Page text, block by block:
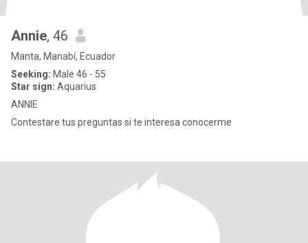
Annie, 46
Manta, Manabí, Ecuador
Seeking: Male 46 - 55
Star sign: Aquarius
ANNIE
Contestare tus preguntas si te interesa conocerme